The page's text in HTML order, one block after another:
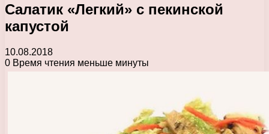
Салатик «Легкий» с пекинской
капустой
10.08.2018
0 Время чтения меньше минуты